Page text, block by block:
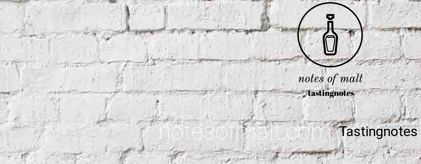
notesofmalt.com